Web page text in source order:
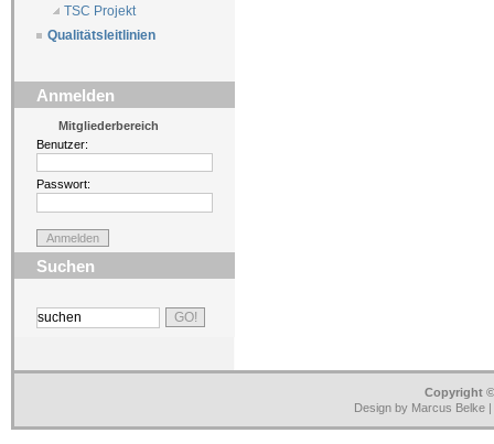
TSC Projekt
Qualitätsleitlinien
Anmelden
Mitgliederbereich
Benutzer:
Passwort:
Suchen
Copyright
Design by Marcus Belke